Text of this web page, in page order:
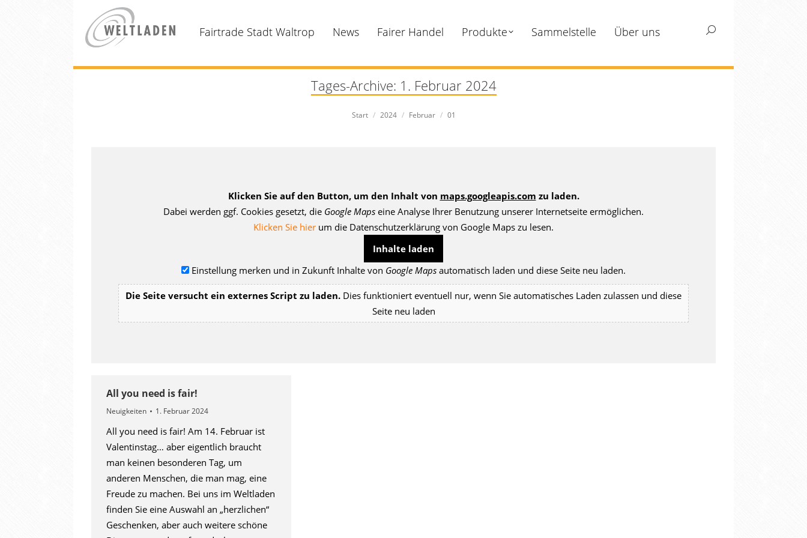
Fairtrade Stadt Waltrop News Fairer Handel Produkte Sammelstelle Über uns Search:
Tages-Archive: 1. Februar 2024
Sie befinden sich hier:
Start 2024 Februar 01
Klicken Sie auf den Button, um den Inhalt von maps.googleapis.com zu laden.
Dabei werden ggf. Cookies gesetzt, die Google Maps eine Analyse Ihrer Benutzung unserer Internetseite ermöglichen.
Klicken Sie hier um die Datenschutzerklärung von Google Maps zu lesen.
Inhalte laden
Einstellung merken und in Zukunft Inhalte von Google Maps automatisch laden und diese Seite neu laden.
Die Seite versucht ein externes Script zu laden. Dies funktioniert eventuell nur, wenn Sie automatisches Laden zulassen und diese
Seite neu laden
All you need is fair!
Neuigkeiten 1. Februar 2024
All you need is fair! Am 14. Februar ist
Valentinstag… aber eigentlich braucht
man keinen besonderen Tag, um
anderen Menschen, die man mag, eine
Freude zu machen. Bei uns im Weltladen
finden Sie eine Auswahl an „herzlichen“
Geschenken, aber auch weitere schöne